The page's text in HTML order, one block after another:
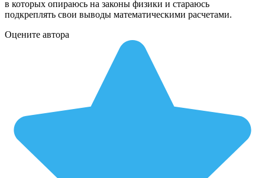
в которых опираюсь на законы физики и стараюсь
подкреплять свои выводы математическими расчетами.
Оцените автора